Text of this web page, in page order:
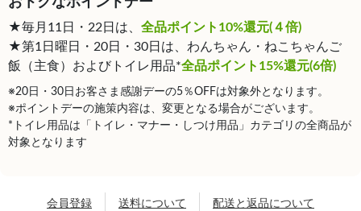
★毎月11日・22日は、 全品ポイント10%還元(４倍)
★第1日曜日・20日・30日は、わんちゃん・ねこちゃんご
飯（主食）およびトイレ用品*全品ポイント15%還元(6倍)
※20日・30日お客さま感謝デーの5％OFFは対象外となります。
※ポイントデーの施策内容は、変更となる場合がございます。
*トイレ用品は「トイレ・マナー・しつけ用品」カテゴリの全商品が
対象となります
会員登録 送料について 配送と返品について